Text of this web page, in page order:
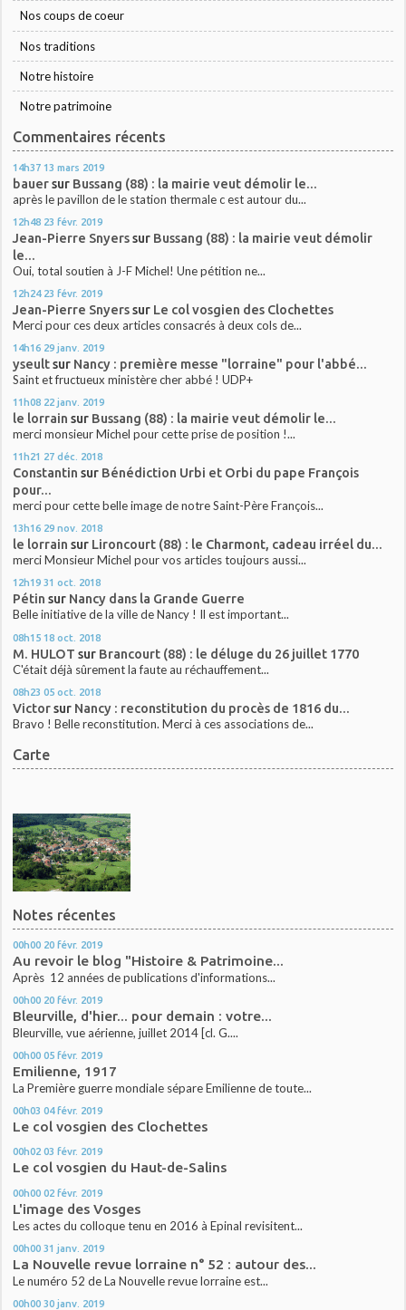
Nos coups de coeur
Nos traditions
Notre histoire
Notre patrimoine
Commentaires récents
14h37 13 mars 2019
bauersur Bussang (88) : la mairie veut démolir le...
après le pavillon de le station thermale c est autour du...
12h48 23 févr. 2019
Jean-Pierre Snyerssur Bussang (88) : la mairie veut démolir
le...
Oui, total soutien à J-F Michel! Une pétition ne...
12h24 23 févr. 2019
Jean-Pierre Snyerssur Le col vosgien des Clochettes
Merci pour ces deux articles consacrés à deux cols de...
14h16 29 janv. 2019
yseultsur Nancy : première messe "lorraine" pour l'abbé...
Saint et fructueux ministère cher abbé ! UDP+
11h08 22 janv. 2019
le lorrain sur Bussang (88) : la mairie veut démolir le...
merci monsieur Michel pour cette prise de position !...
11h21 27 déc. 2018
Constantin sur Bénédiction Urbi et Orbi du pape François
pour...
merci pour cette belle image de notre Saint-Père François...
13h16 29 nov. 2018
le lorrain sur Lironcourt (88) : le Charmont, cadeau irréel du...
merci Monsieur Michel pour vos articles toujours aussi...
12h19 31 oct. 2018
Pétin sur Nancy dans la Grande Guerre
Belle initiative de la ville de Nancy ! Il est important...
08h15 18 oct. 2018
M. HULOT sur Brancourt (88) : le déluge du 26 juillet 1770
C'était déjà sûrement la faute au réchauffement...
08h23 05 oct. 2018
Victorsur Nancy : reconstitution du procès de 1816 du...
Bravo ! Belle reconstitution. Merci à ces associations de...
Carte
Notes récentes
00h00 20 févr. 2019
Au revoir le blog "Histoire & Patrimoine...
Après 12 années de publications d'informations...
00h00 20 févr. 2019
Bleurville, d'hier... pour demain : votre...
Bleurville, vue aérienne, juillet 2014 [cl. G....
00h00 05 févr. 2019
Emilienne, 1917
La Première guerre mondiale sépare Emilienne de toute...
00h03 04 févr. 2019
Le col vosgien des Clochettes
00h02 03 févr. 2019
Le col vosgien du Haut-de-Salins
00h00 02 févr. 2019
L'image des Vosges
Les actes du colloque tenu en 2016 à Epinal revisitent...
00h00 31 janv. 2019
La Nouvelle revue lorraine n° 52 : autour des...
Le numéro 52 de La Nouvelle revue lorraine est...
00h00 30 janv. 2019